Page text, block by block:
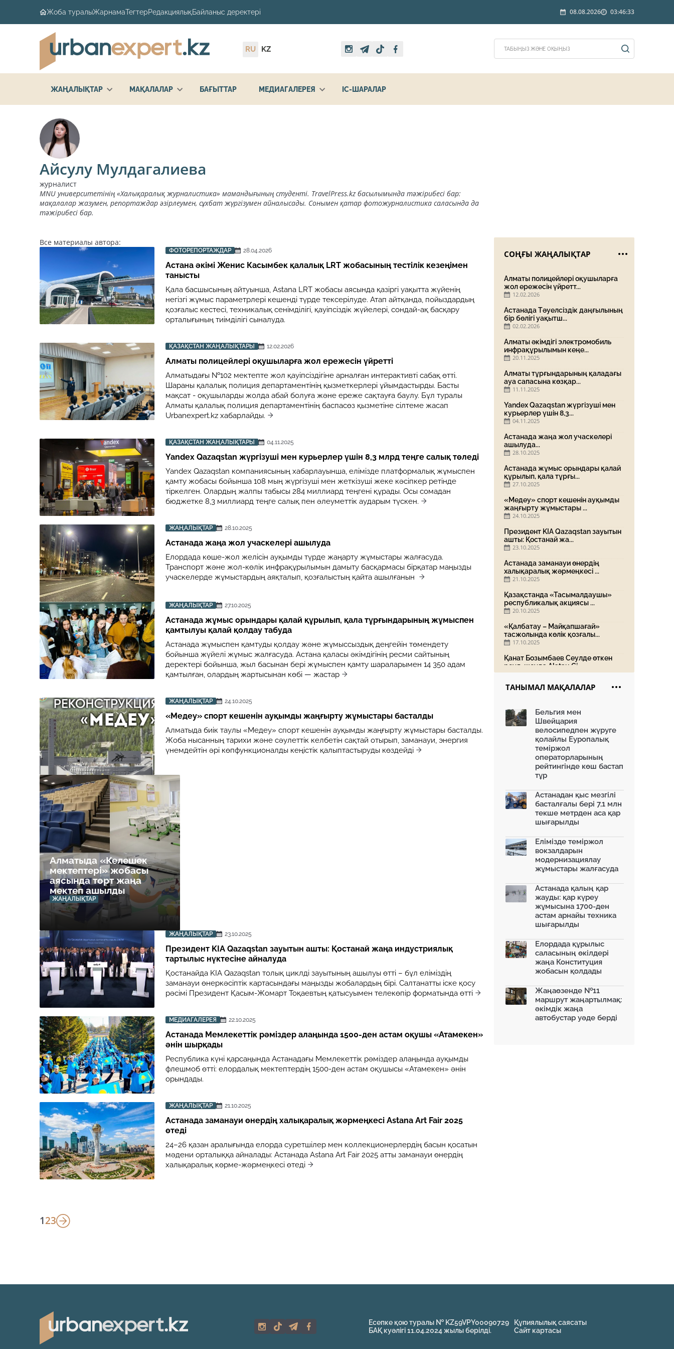
Жоба туралыЖарнамаТегтерРедакциялықБайланыс деректері 08.08.2026 03:46:33
RU KZ
ЖАҢАЛЫҚТАР МАҚАЛАЛАР БАҒЫТТАР МЕДИАГАЛЕРЕЯ ІС-ШАРАЛАР
Айсулу Мулдагалиева
журналист
MNU университетінің «Халықаралық журналистика» мамандығының студенті. TravelPress.kz басылымында тәжірибесі бар:
мақалалар жазумен, репортаждар әзірлеумен, сұхбат жүргізумен айналысады. Сонымен қатар фотожурналистика саласында да
тәжірибесі бар.
Все материалы автора:
ФОТОРЕПОРТАЖДАР 28.04.2026
Астана әкімі Женис Касымбек қалалық LRT жобасының тестілік кезеңімен
танысты
Қала басшысының айтуынша, Astana LRT жобасы аясында қазіргі уақытта жүйенің
негізгі жұмыс параметрлері кешенді түрде тексерілуде. Атап айтқанда, пойыздардың
қозғалыс кестесі, техникалық сенімділігі, қауіпсіздік жүйелері, сондай-ақ басқару
орталығының тиімділігі сыналуда.
ҚАЗАҚСТАН ЖАҢАЛЫҚТАРЫ 12.02.2026
Алматы полицейлері оқушыларға жол ережесін үйретті
Алматыдағы №102 мектепте жол қауіпсіздігіне арналған интерактивті сабақ өтті.
Шараны қалалық полиция департаментінің қызметкерлері ұйымдастырды. Басты
мақсат - оқушыларды жолда абай болуға және ереже сақтауға баулу. Бұл туралы
Алматы қалалық полиция департаментінің баспасөз қызметіне сілтеме жасап
Urbanexpert.kz хабарлайды.
ҚАЗАҚСТАН ЖАҢАЛЫҚТАРЫ 04.11.2025
Yandex Qazaqstan жүргізуші мен курьерлер үшін 8,3 млрд теңге салық төледі
Yandex Qazaqstan компаниясының хабарлауынша, елімізде платформалық жұмыспен
қамту жобасы бойынша 108 мың жүргізуші мен жеткізуші жеке кәсіпкер ретінде
тіркелген. Олардың жалпы табысы 284 миллиард теңгені құрады. Осы сомадан
бюджетке 8,3 миллиард теңге салық пен әлеуметтік аударым түскен.
ЖАҢАЛЫҚТАР 28.10.2025
Астанада жаңа жол учаскелері ашылуда
Елордада көше-жол желісін ауқымды түрде жаңарту жұмыстары жалғасуда.
Транспорт және жол-көлік инфрақұрылымын дамыту басқармасы бірқатар маңызды
учаскелерде жұмыстардың аяқталып, қозғалыстың қайта ашылғанын
ЖАҢАЛЫҚТАР 27.10.2025
Астанада жұмыс орындары қалай құрылып, қала тұрғындарының жұмыспен
қамтылуы қалай қолдау табуда
Астанада жұмыспен қамтуды қолдау және жұмыссыздық деңгейін төмендету
бойынша жүйелі жұмыс жалғасуда. Астана қаласы әкімдігінің ресми сайтының
деректері бойынша, жыл басынан бері жұмыспен қамту шараларымен 14 350 адам
қамтылған, олардың жартысынан көбі — жастар
ЖАҢАЛЫҚТАР 24.10.2025
«Медеу» спорт кешенін ауқымды жаңғырту жұмыстары басталды
Алматыда биік таулы «Медеу» спорт кешенін ауқымды жаңғырту жұмыстары басталды.
Жоба нысанның тарихи және сәулеттік келбетін сақтай отырып, заманауи, энергия
үнемдейтін әрі көпфункционалды кеңістік қалыптастыруды көздейді
Алматыда «Келешек
мектептері» жобасы
аясында төрт жаңа
мектеп ашылды
ЖАҢАЛЫҚТАР
ЖАҢАЛЫҚТАР 23.10.2025
Президент KIA Qazaqstan зауытын ашты: Қостанай жаңа индустриялық
тартылыс нүктесіне айналуда
Қостанайда KIA Qazaqstan толық циклді зауытының ашылуы өтті – бұл еліміздің
заманауи өнеркәсіптік картасындағы маңызды жобалардың бірі. Салтанатты іске қосу
рәсімі Президент Қасым-Жомарт Тоқаевтың қатысуымен телекөпір форматында өтті
МЕДИАГАЛЕРЕЯ 22.10.2025
Астанада Мемлекеттік рәміздер алаңында 1500-ден астам оқушы «Атамекен»
әнін шырқады
Республика күні қарсаңында Астанадағы Мемлекеттік рәміздер алаңында ауқымды
флешмоб өтті: елордалық мектептердің 1500-ден астам оқушысы «Атамекен» әнін
орындады.
ЖАҢАЛЫҚТАР 21.10.2025
Астанада заманауи өнердің халықаралық жәрмеңкесі Astana Art Fair 2025
өтеді
24–26 қазан аралығында елорда суретшілер мен коллекционерлердің басын қосатын
мәдени орталыққа айналады: Астанада Astana Art Fair 2025 атты заманауи өнердің
халықаралық көрме-жәрмеңкесі өтеді
123
СОҢҒЫ ЖАҢАЛЫҚТАР
Алматы полицейлері оқушыларға
жол ережесін үйретт...
12.02.2026
Астанада Тәуелсіздік даңғылының
бір бөлігі уақытш...
02.02.2026
Алматы әкімдігі электромобиль
инфрақұрылымын кеңе...
20.11.2025
Алматы тұрғындарының қаладағы
ауа сапасына көзқар...
11.11.2025
Yandex Qazaqstan жүргізуші мен
курьерлер үшін 8,3...
04.11.2025
Астанада жаңа жол учаскелері
ашылуда...
28.10.2025
Астанада жұмыс орындары қалай
құрылып, қала тұрғы...
27.10.2025
«Медеу» спорт кешенін ауқымды
жаңғырту жұмыстары ...
24.10.2025
Президент KIA Qazaqstan зауытын
ашты: Қостанай жа...
23.10.2025
Астанада заманауи өнердің
халықаралық жәрмеңкесі ...
21.10.2025
Қазақстанда «Тасымалдаушы»
республикалық акциясы ...
20.10.2025
«Қалбатау – Майқапшағай»
тасжолында көлік қозғалы...
17.10.2025
Қанат Бозымбаев Сеулде өткен
роуд-шоуда Alatau Ci...
16.10.2025
«Жасыл аллея» жобасы: Home
Алматы «Батыс» полиорталығын
дамытуда: жаңа нысан...
14.10.2025
Алматы Бас жоспарын
өзектендіруде...
13.10.2025
мұқтаждықтар үшін 2 мың гект...
08.10.2025
Мәжіліс Құрылыс кодексін
мақұлдады: Қала құрылысы...
Қазақстанның батысында
заманауи көлік айрығы салы...
07.10.2025
желісі...
06.10.2025
ТАНЫМАЛ МАҚАЛАЛАР
Бельгия мен
Швейцария
велосипедпен жүруге
қолайлы Еуропалық
теміржол
операторларының
рейтингінде көш бастап
тұр
Астанадан қыс мезгілі
басталғалы бері 7,1 млн
текше метрден аса қар
шығарылды
Елімізде теміржол
вокзалдарын
модернизациялау
жұмыстары жалғасуда
Астанада қалың қар
жауды: қар күреу
жұмысына 1700-ден
астам арнайы техника
шығарылды
Елордада құрылыс
саласының өкілдері
жаңа Конституция
жобасын қолдады
Жаңаөзенде №11
маршрут жаңартылмақ:
әкімдік жаңа
автобустар уәде берді
Есепке қою туралы № KZ59VPY00090729
БАҚ куәлігі 11.04.2024 жылы берілді.
Құпиялылық саясаты
Сайт картасы